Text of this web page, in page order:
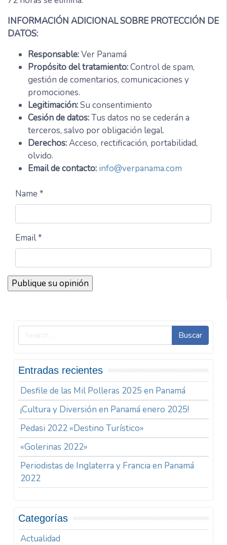
INFORMACIÓN ADICIONAL SOBRE PROTECCIÓN DE
DATOS:
Responsable:Ver Panamá
Propósito del tratamiento:Control de spam,
gestión de comentarios, comunicaciones y
promociones.
Legitimación:Su consentimiento
Cesión de datos:Tus datos no se cederán a
terceros, salvo por obligación legal.
Derechos:Acceso, rectificación, portabilidad,
olvido.
Email de contacto: info@verpanama.com
Name *
Email *
Buscar
Entradas recientes
Desfile de las Mil Polleras 2025 en Panamá
¡Cultura y Diversión en Panamá enero 2025!
Pedasi 2022 «Destino Turístico»
«Golerinas 2022»
Periodistas de Inglaterra y Francia en Panamá
2022
Categorías
Actualidad